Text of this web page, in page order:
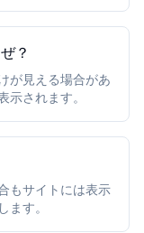
？
が見える場合があ
示されます。
もサイトには表示
ます。